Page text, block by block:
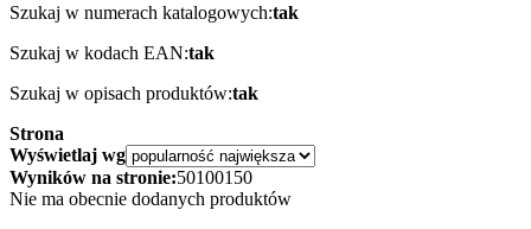
Szukaj w numerach katalogowych:tak
Szukaj w kodach EAN:tak
Szukaj w opisach produktów:tak
Strona
Wyświetlaj wg
Wyników na stronie:50100150
Nie ma obecnie dodanych produktów